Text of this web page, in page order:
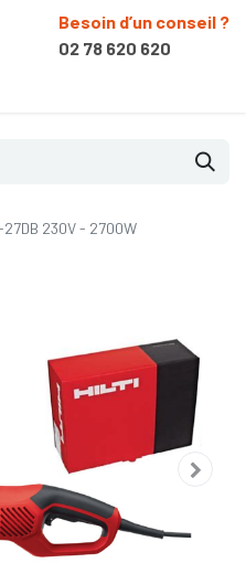
Besoin d’un conseil ?
02 78 620 620
230V - 2700W